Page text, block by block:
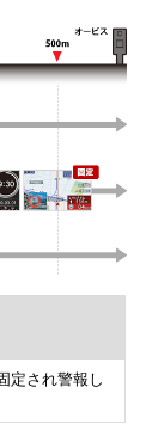
定され警報し